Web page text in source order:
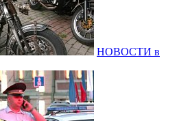
НОВОСТИ в